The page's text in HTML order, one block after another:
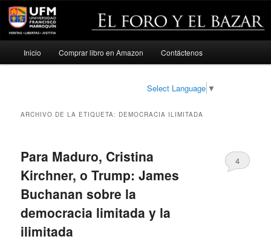
Ir
Ir
Inicio Comprar libro en Amazon Contáctenos
Select Language ▼
ARCHIVO DE LA ETIQUETA: DEMOCRACIA ILIMITADA
Para Maduro, Cristina
Kirchner, o Trump: James
Buchanan sobre la
democracia limitada y la
ilimitada
4